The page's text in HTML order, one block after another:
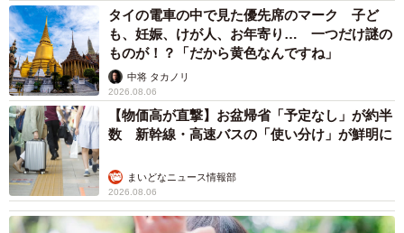
タイの電車の中で見た優先席のマーク 子ど
も、妊娠、けが人、お年寄り… 一つだけ謎の
ものが！？「だから黄色なんですね」
中将 タカノリ
2026.08.06
【物価高が直撃】お盆帰省「予定なし」が約半
数 新幹線・高速バスの「使い分け」が鮮明に
まいどなニュース情報部
2026.08.06